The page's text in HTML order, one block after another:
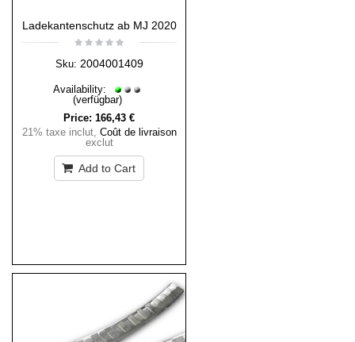
Ladekantenschutz ab MJ 2020
Sku: 2004001409
Availability:
(verfügbar)
Price: 166,43 €
21% taxe inclut, Coût de livraison
exclut
Add to Cart